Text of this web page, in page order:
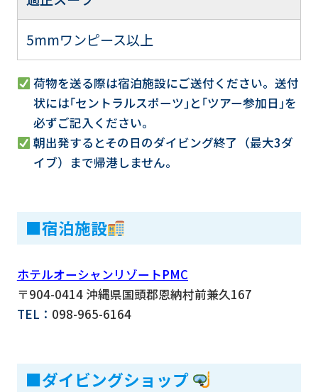
5mmワンピース以上
荷物を送る際は宿泊施設にご送付ください。送付
状には｢セントラルスポーツ｣と｢ツアー参加日｣を
必ずご記入ください。
朝出発するとその日のダイビング終了（最大3ダ
イブ）まで帰港しません。
■宿泊施設
ホテルオーシャンリゾートPMC
〒904-0414 沖縄県国頭郡恩納村前兼久167
TEL： 098-965-6164
■ダイビングショップ